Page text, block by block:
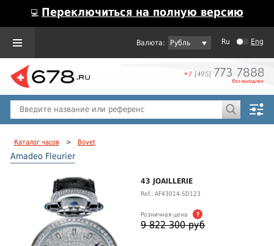
💻 Переключиться на полную версию
Рубль Ru Eng
Каталог часов > Bovet
Amadeo Fleurier
43 JOAILLERIE
Ref.: AF43014-SD123
Розничная цена ?
9 822 300 руб